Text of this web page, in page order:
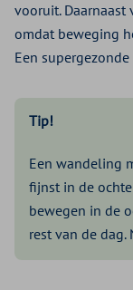
vooruit.
omdat beweging
Een
Tip!
Een wandeling
fijnst in de
bewegen in de
rest van de